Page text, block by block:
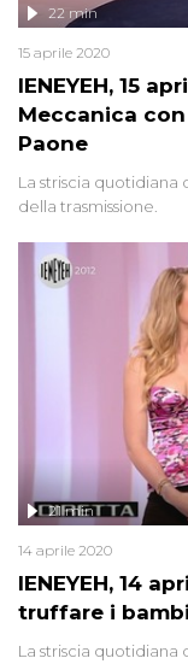
IENEYEH, 15
Meccanica
Paone
22 min
15 aprile 2020
La striscia
della trasmissione.
IENEYEH, 14
truffare i
21 min
14 aprile 2020
La striscia